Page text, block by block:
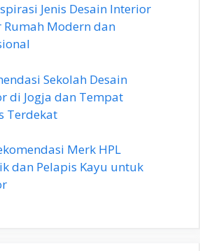
Jenis Desain Interior
Rumah Modern dan
Sekolah Desain
di Jogja dan Tempat
Terdekat
Merk HPL
dan Pelapis Kayu untuk